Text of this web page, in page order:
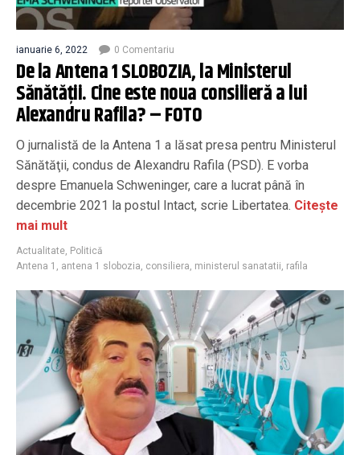
ianuarie 6, 2022 0 Comentariu
De la Antena 1 SLOBOZIA, la Ministerul
Sănătăţii. Cine este noua consilieră a lui
Alexandru Rafila? – FOTO
O jurnalistă de la Antena 1 a lăsat presa pentru Ministerul
Sănătăţii, condus de Alexandru Rafila (PSD). E vorba
despre Emanuela Schweninger, care a lucrat până în
decembrie 2021 la postul Intact, scrie Libertatea. Citește
mai mult
Actualitate, Politică
Antena 1 , antena 1 slobozia, consiliera, ministerul sanatatii, rafila